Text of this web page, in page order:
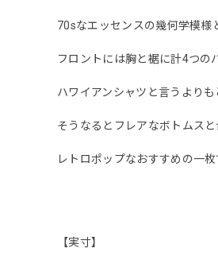
70sなエッセンスの幾何学模様
フロントには胸と裾に計4つの
ハワイアンシャツと言うより
そうなるとフレアなボトムス
レトロポップなおすすめの一枚
【実寸】